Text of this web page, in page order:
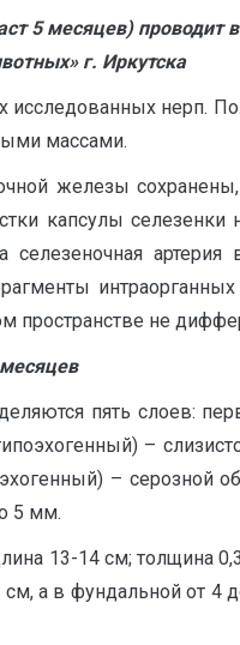
5 месяцев) проводит
г. Иркутска
нерп.
массами.
железы
капсулы селезенки
артерия
интраорганных
не
пять слоев:
–
– серозной
5 мм.
13-14 см; толщина
а в фундальной от 4